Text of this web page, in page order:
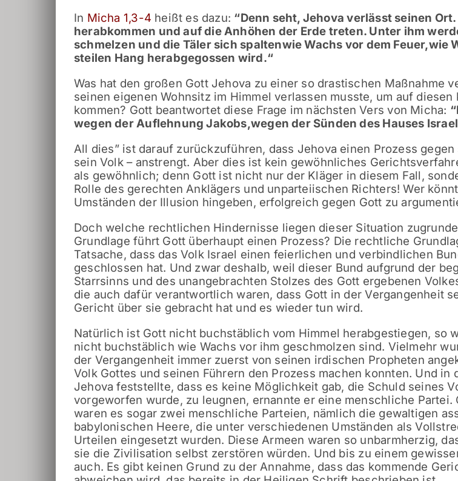
In Micha 1,3-4 heißt es dazu: “Denn seht, Jehova verlässt seinen Ort.
herabkommen und auf die Anhöhen der Erde treten. Unter ihm
schmelzen und die Täler sich spaltenwie Wachs vor dem Feuer,wie
steilen Hang herabgegossen wird.“
Was hat den großen Gott Jehova zu einer so drastischen Maßnahme
seinen eigenen Wohnsitz im Himmel verlassen musste, um auf diesen
kommen? Gott beantwortet diese Frage im nächsten Vers von Micha: “
wegen der Auflehnung Jakobs,wegen der Sünden des Hauses
All dies” ist darauf zurückzuführen, dass Jehova einen Prozess
sein Volk – anstrengt. Aber dies ist kein gewöhnliches
als gewöhnlich; denn Gott ist nicht nur der Kläger in diesem Fall,
Rolle des gerechten Anklägers und unparteiischen Richters! Wer
Umständen der Illusion hingeben, erfolgreich gegen Gott zu
Doch welche rechtlichen Hindernisse liegen dieser Situation
Grundlage führt Gott überhaupt einen Prozess? Die rechtliche
Tatsache, dass das Volk Israel einen feierlichen und verbindlichen
geschlossen hat. Und zwar deshalb, weil dieser Bund aufgrund der
Starrsinns und des unangebrachten Stolzes des Gott ergebenen
die auch dafür verantwortlich waren, dass Gott in der Vergangenheit
Gericht über sie gebracht hat und es wieder tun wird.
Natürlich ist Gott nicht buchstäblich vom Himmel herabgestiegen, so
nicht buchstäblich wie Wachs vor ihm geschmolzen sind. Vielmehr
der Vergangenheit immer zuerst von seinen irdischen Propheten
Volk Gottes und seinen Führern den Prozess machen konnten. Und in
Jehova feststellte, dass es keine Möglichkeit gab, die Schuld seines
vorgeworfen wurde, zu leugnen, ernannte er eine menschliche Partei.
waren es sogar zwei menschliche Parteien, nämlich die gewaltigen
babylonischen Heere, die unter verschiedenen Umständen als
Urteilen eingesetzt wurden. Diese Armeen waren so unbarmherzig,
sie die Zivilisation selbst zerstören würden. Und bis zu einem
auch. Es gibt keinen Grund zu der Annahme, dass das kommende